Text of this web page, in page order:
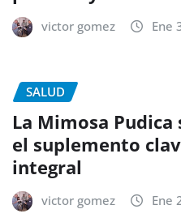
victor gomez Ene
SALUD
La Mimosa
el suplemento
integral
victor gomez Ene